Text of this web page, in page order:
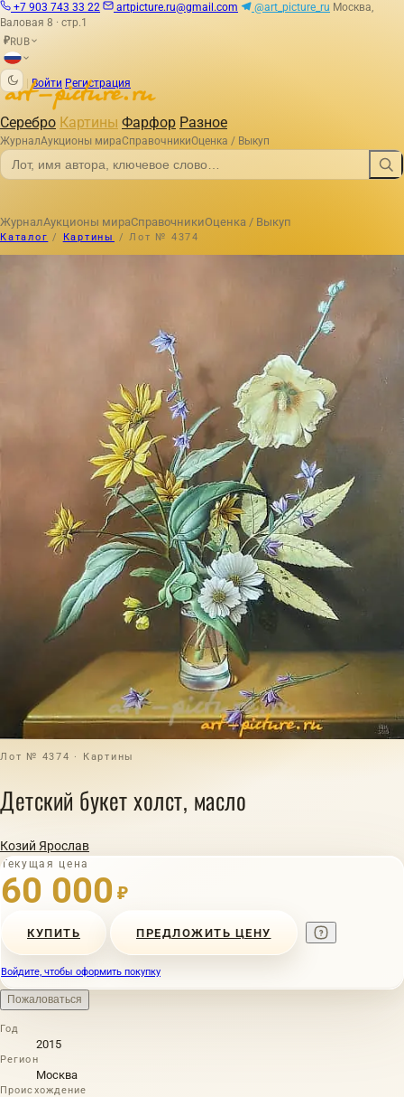
+7 903 743 33 22 artpicture.ru@gmail.com @art_picture_ru Москва,
Валовая 8 · стр.1
₽RUB
Войти Регистрация
Серебро Картины Фарфор Разное
ЖурналАукционы мираСправочникиОценка / Выкуп
ЖурналАукционы мираСправочникиОценка / Выкуп
Каталог / Картины / Лот № 4374
Лот № 4374 · Картины
Детский букет холст, масло
Козий Ярослав
Текущая цена
60 000 ₽
КУПИТЬ ПРЕДЛОЖИТЬ ЦЕНУ
Войдите, чтобы оформить покупку
Пожаловаться
Год
2015
Регион
Москва
Происхождение